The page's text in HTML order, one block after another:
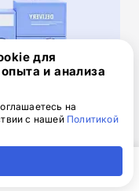
обучение
по
для
и анализа
на
с нашей Политикой